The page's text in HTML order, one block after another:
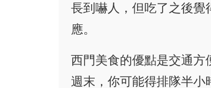
長到嚇人，但吃了之後覺
應。
西門美食的優點是交通方
週末，你可能得排隊半小